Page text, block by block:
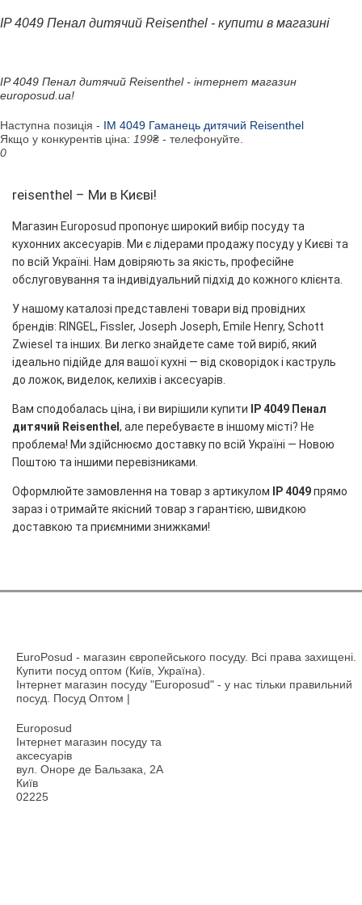
IP 4049 Пенал дитячий Reisenthel - купити в магазині
IP 4049 Пенал дитячий Reisenthel - інтернет магазин
europosud.ua!
Наступна позиція - IM 4049 Гаманець дитячий Reisenthel
Якщо у конкурентів ціна: 199₴ - телефонуйте.
0
reisenthel – Ми в Києві!
Магазин Europosud пропонує широкий вибір посуду та
кухонних аксесуарів. Ми є лідерами продажу посуду у Києві та
по всій Україні. Нам довіряють за якість, професійне
обслуговування та індивідуальний підхід до кожного клієнта.
У нашому каталозі представлені товари від провідних
брендів: RINGEL, Fissler, Joseph Joseph, Emile Henry, Schott
Zwiesel та інших. Ви легко знайдете саме той виріб, який
ідеально підійде для вашої кухні — від сковорідок і каструль
до ложок, виделок, келихів і аксесуарів.
Вам сподобалась ціна, і ви вирішили купити
IP 4049 Пенал
дитячий Reisenthel , але перебуваєте в іншому місті? Не
проблема! Ми здійснюємо доставку по всій Україні — Новою
Поштою та іншими перевізниками.
Оформлюйте замовлення на товар з артикулом IP 4049прямо
зараз і отримайте якісний товар з гарантією, швидкою
доставкою та приємними знижками!
EuroPosud - магазин європейського посуду. Всі права захищені.
Купити посуд оптом (Київ, Україна).
Інтернет магазин посуду "Europosud" - у нас тільки правильний
посуд. Посуд Оптом |
Europosud
Інтернет магазин посуду та
аксесуарів
вул. Оноре де Бальзака, 2А
Київ
02225